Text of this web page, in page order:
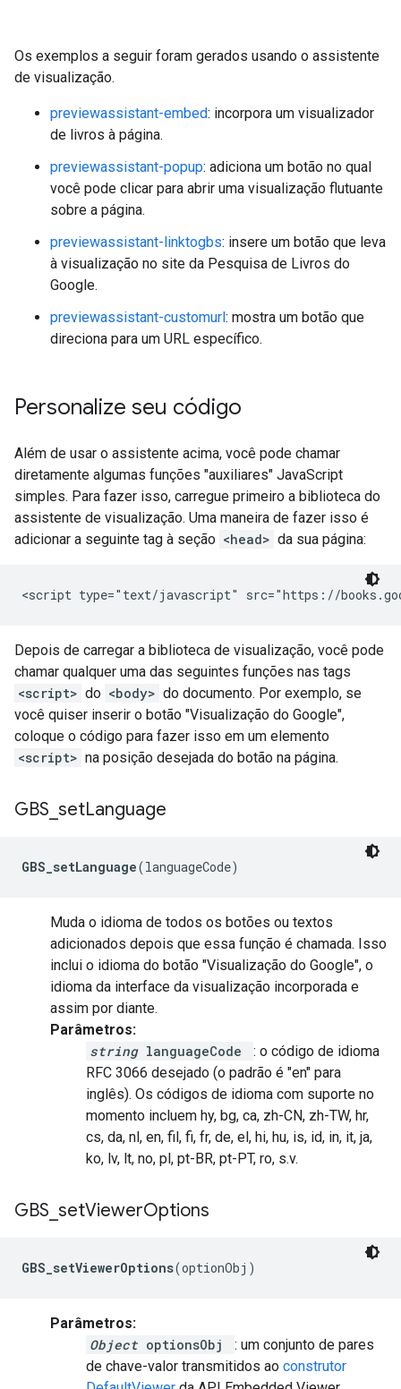
Os exemplos a seguir foram gerados usando o assistente
de visualização.
previewassistant-embed: incorpora um visualizador
de livros à página.
previewassistant-popup: adiciona um botão no qual
você pode clicar para abrir uma visualização flutuante
sobre a página.
previewassistant-linktogbs: insere um botão que leva
à visualização no site da Pesquisa de Livros do
Google.
previewassistant-customurl: mostra um botão que
direciona para um URL específico.
Personalize seu código
Além de usar o assistente acima, você pode chamar
diretamente algumas funções "auxiliares" JavaScript
simples. Para fazer isso, carregue primeiro a biblioteca do
assistente de visualização. Uma maneira de fazer isso é
adicionar a seguinte tag à seção <head> da sua página:
Depois de carregar a biblioteca de visualização, você pode
chamar qualquer uma das seguintes funções nas tags
<script> do <body> do documento. Por exemplo, se
você quiser inserir o botão "Visualização do Google",
coloque o código para fazer isso em um elemento
<script> na posição desejada do botão na página.
GBS setLanguage
GBS_setLanguage(languageCode)
Muda o idioma de todos os botões ou textos
adicionados depois que essa função é chamada. Isso
inclui o idioma do botão "Visualização do Google", o
idioma da interface da visualização incorporada e
assim por diante.
Parâmetros:
stringlanguageCode
: o código de idioma
RFC 3066 desejado (o padrão é "en" para
inglês). Os códigos de idioma com suporte no
momento incluem hy, bg, ca, zh-CN, zh-TW, hr,
cs, da, nl, en, fil, fi, fr, de, el, hi, hu, is, id, in, it, ja,
ko, lv, lt, no, pl, pt-BR, pt-PT, ro, s.v.
GBS setViewerOptions
GBS_setViewerOptions(optionObj)
Parâmetros:
Object optionsObj
: um conjunto de pares
de chave-valor transmitidos ao construtor